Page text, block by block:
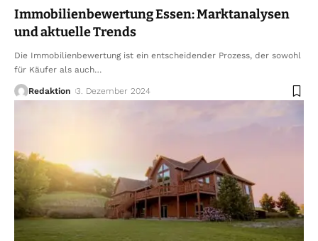
Immobilienbewertung Essen: Marktanalysen
und aktuelle Trends
Die Immobilienbewertung ist ein entscheidender Prozess, der sowohl
für Käufer als auch…
Redaktion 3. Dezember 2024